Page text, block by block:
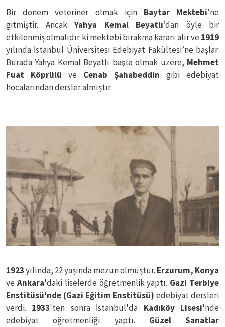
Bir dönem veteriner olmak için Baytar Mektebi’ne
gitmiştir. AncakYahya Kemal Beyatlı’dan öyle bir
etkilenmiş olmalıdır ki mektebi bırakma kararı alır ve 1919
yılında İstanbul Üniversitesi Edebiyat Fakültesi’ne başlar.
Burada Yahya Kemal Beyatlı başta olmak üzere, Mehmet
Fuat Köprülü ve Cenab Şahabeddin gibi edebiyat
hocalarından dersler almıştır.
1923yılında, 22 yaşında mezun olmuştur. Erzurum, Konya
ve Ankara'daki liselerde öğretmenlik yaptı. Gazi Terbiye
Enstitüsü'nde (Gazi Eğitim Enstitüsü) edebiyat dersleri
verdi. 1933'ten sonra İstanbul'da Kadıköy Lisesi'nde
edebiyat öğretmenliği yaptı. Güzel Sanatlar